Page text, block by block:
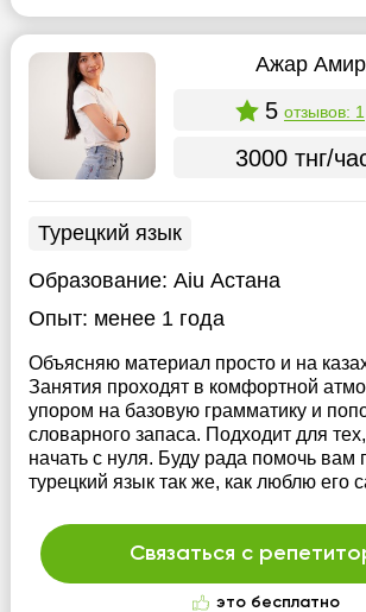
Ажар
5 отзывов: 1
3000 тнг/
Турецкий язык
Образование: Aiu Астана
Опыт: менее 1 года
Объясняю материал просто и на
Занятия проходят в комфортной
упором на базовую грамматику и
словарного запаса. Подходит для тех,
начать с нуля. Буду рада помочь вам
турецкий язык так же, как люблю его
Связаться с
это бесплатно